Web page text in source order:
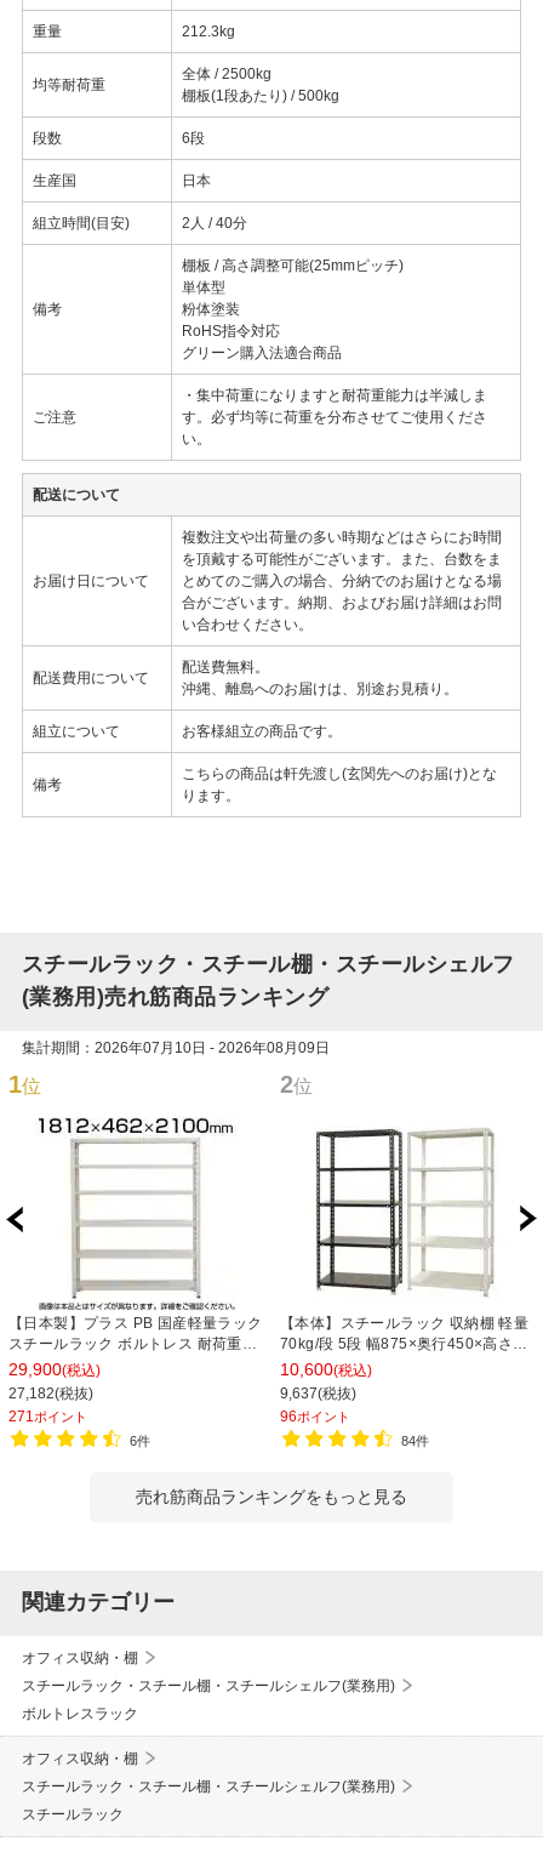
重量 212.3kg
均等耐荷重
全体 / 2500kg
棚板(1段あたり) / 500kg
段数 6段
生産国 日本
組立時間(目安) 2人 / 40分
備考
棚板 / 高さ調整可能(25mmピッチ)
単体型
粉体塗装
RoHS指令対応
グリーン購入法適合商品
ご注意
・集中荷重になりますと耐荷重能力は半減しま
す。必ず均等に荷重を分布させてご使用くださ
い。
配送について
お届け日について
複数注文や出荷量の多い時期などはさらにお時間
を頂戴する可能性がございます。また、台数をま
とめてのご購入の場合、分納でのお届けとなる場
合がございます。納期、およびお届け詳細はお問
い合わせください。
配送費用について
配送費無料。
沖縄、離島へのお届けは、別途お見積り。
組立について お客様組立の商品です。
備考
こちらの商品は軒先渡し(玄関先へのお届け)とな
ります。
スチールラック・スチール棚・スチールシェルフ
(業務用)売れ筋商品ランキング
集計期間：2026年07月10日 - 2026年08月09日
1位
【日本製】プラス PB 国産軽量ラック
スチールラック ボルトレス 耐荷重
150kg/段 天地6段 幅1812×奥行462×
高さ2100mm スチール棚 スチールシ
ェルフ 収納棚 オープンラック 収納ラ
ック
29,900(税込)
27,182(税抜)
271 ポイント
6件
2位
【本体】スチールラック 収納棚 軽量
70kg/段 5段 幅875×奥行450×高さ
1800mm 【ホワイト・ブラック】
10,600(税込)
9,637(税抜)
96ポイント
84件
売れ筋商品ランキングをもっと見る
関連カテゴリー
オフィス収納・棚
スチールラック・スチール棚・スチールシェルフ(業務用)
ボルトレスラック
オフィス収納・棚
スチールラック・スチール棚・スチールシェルフ(業務用)
スチールラック